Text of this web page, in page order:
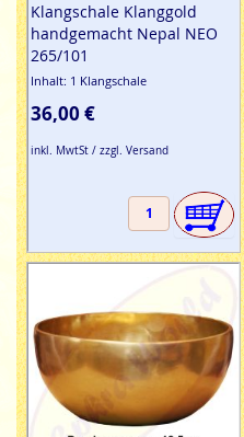
Klangschale Klanggold
handgemacht Nepal NEO
265/101
Inhalt: 1 Klangschale
36,00 €
inkl. MwtSt / zzgl. Versand